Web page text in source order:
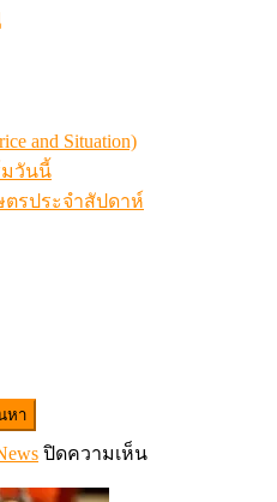
and Situation)
วันนี้
รประจำสัปดาห์
ปิดความเห็นบน